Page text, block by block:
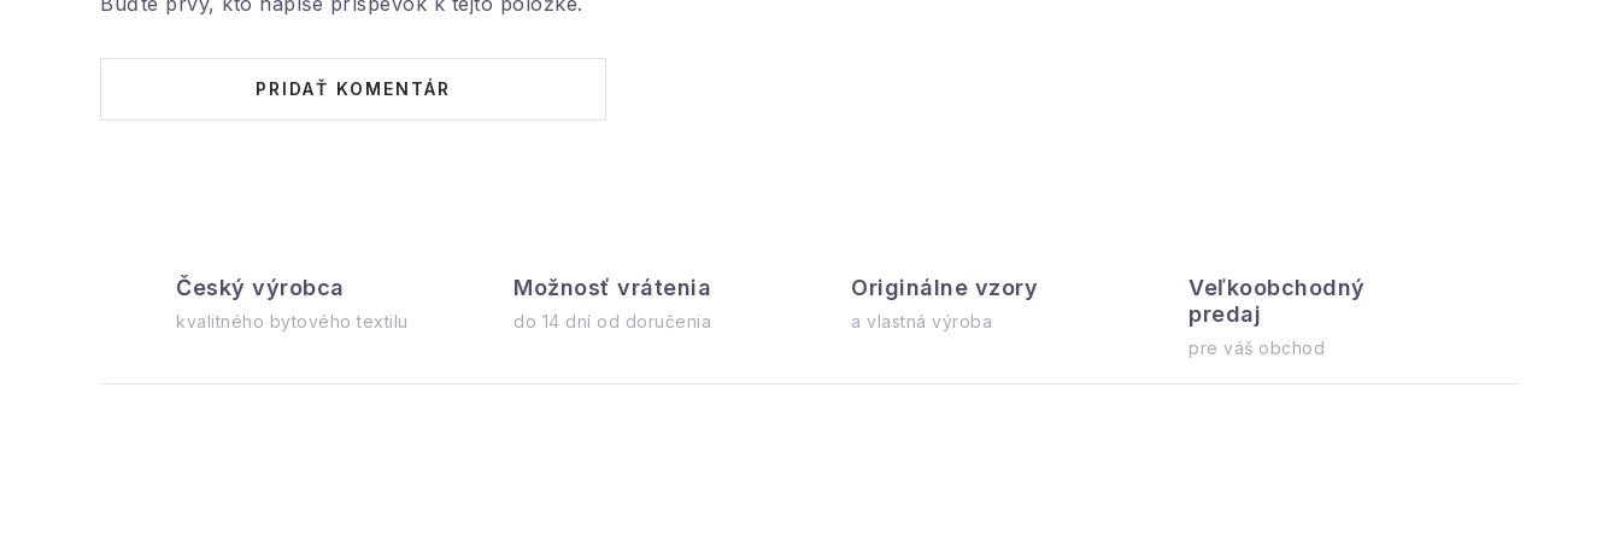
Český výrobca
kvalitného bytového textilu
Možnosť vrátenia
do 14 dní od doručenia
Originálne vzory
a vlastná výroba
Veľkoobchodný
predaj
pre váš obchod
PRIDAŤ KOMENTÁR